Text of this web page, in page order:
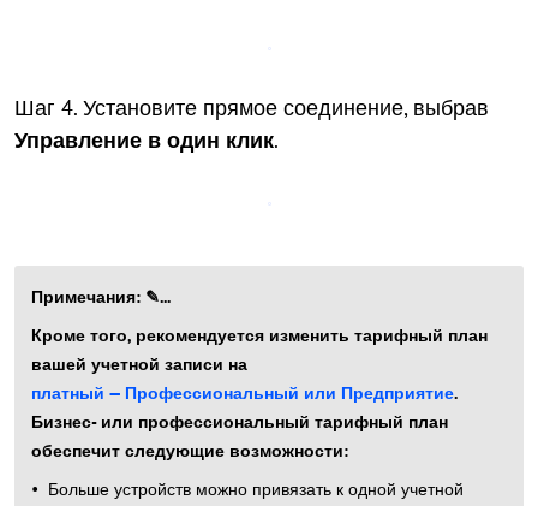
Шаг 4. Установите прямое соединение, выбрав
Управление в один клик.
Примечания: ✎...
Кроме того, рекомендуется изменить тарифный план
вашей учетной записи на
платный — Профессиональный или Предприятие.
Бизнес- или профессиональный тарифный план
обеспечит следующие возможности:
Больше устройств можно привязать к одной учетной